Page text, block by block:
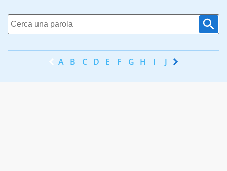
A B C D E F G H I J K